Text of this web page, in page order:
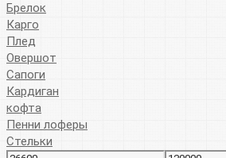
Брелок
Карго
Плед
Овершот
Сапоги
Кардиган
кофта
Пенни лоферы
Стельки